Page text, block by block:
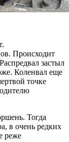
Происходит
застыл
Коленвал еще
точке
Тогда
в очень редких
реже